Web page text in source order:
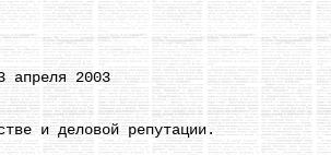
2003
и деловой репутации.